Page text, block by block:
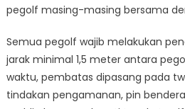
pegolf masing-masing bersama
Semua pegolf wajib melakukan
jarak minimal 1,5 meter antara
waktu, pembatas dipasang pada
tindakan pengamanan, pin